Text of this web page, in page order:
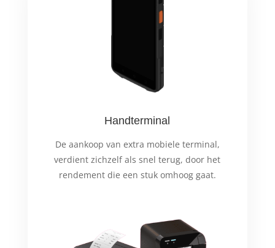
Handterminal
De aankoop van extra mobiele terminal,
verdient zichzelf als snel terug, door het
rendement die een stuk omhoog gaat.